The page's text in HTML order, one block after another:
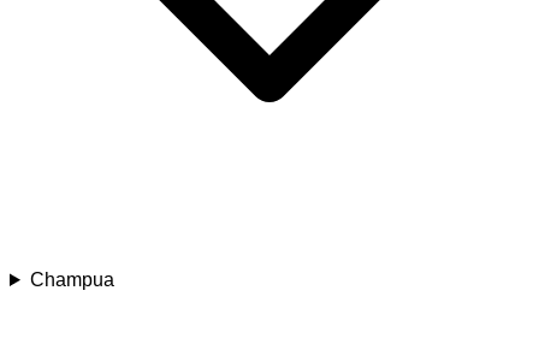
Champua